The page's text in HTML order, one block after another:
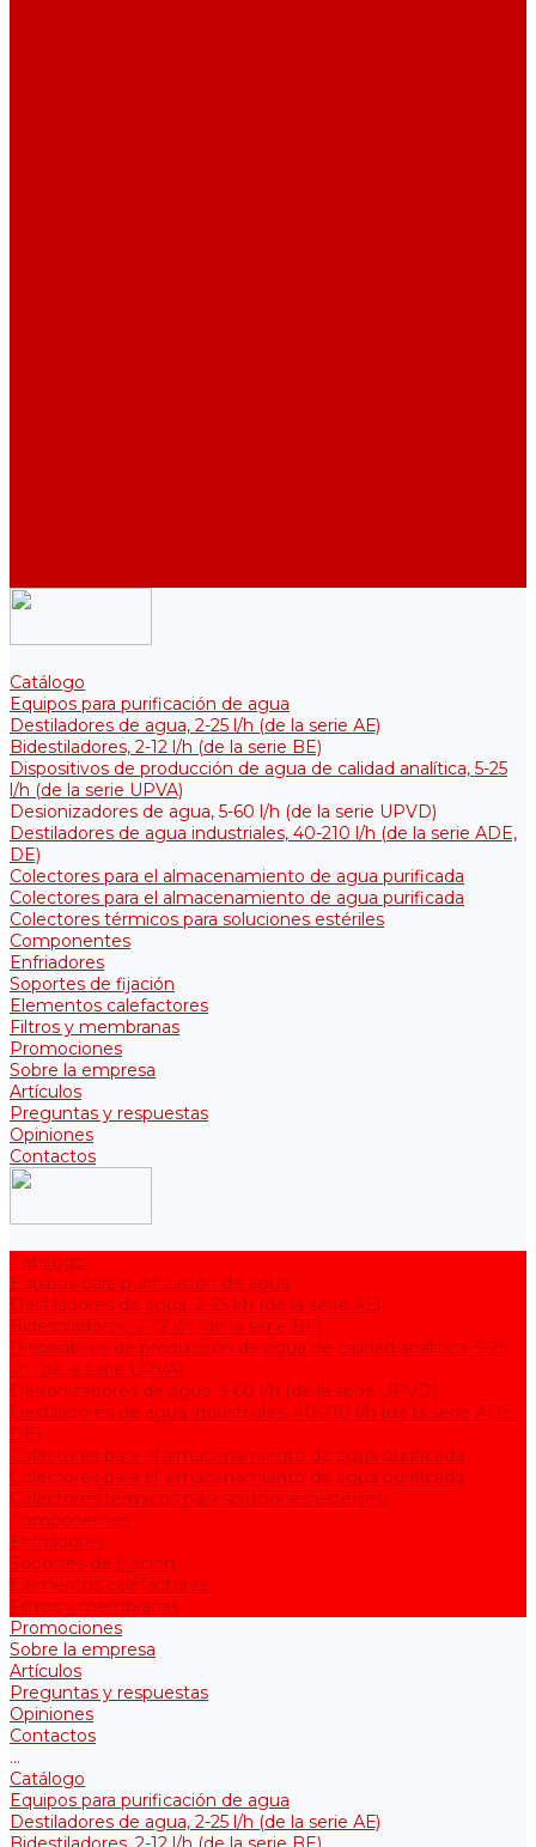
Catálogo
Equipos para purificación de agua
Destiladores de agua, 2-25 l/h (de la serie АЕ)
Bidestiladores, 2-12 l/h (de la serie BE)
Dispositivos de producción de agua de calidad analítica, 5-25
l/h (de la serie UPVA)
Desionizadores de agua, 5-60 l/h (de la serie UPVD)
Destiladores de agua industriales, 40-210 l/h (de la serie АDE,
DE)
Colectores para el almacenamiento de agua purificada
Colectores para el almacenamiento de agua purificada
Colectores térmicos para soluciones estériles
Componentes
Enfriadores
Soportes de fijación
Elementos calefactores
Filtros y membranas
Promociones
Sobre la empresa
Artículos
Preguntas y respuestas
Opiniones
Contactos
Catálogo
Equipos para purificación de agua
Destiladores de agua, 2-25 l/h (de la serie АЕ)
Bidestiladores, 2-12 l/h (de la serie BE)
Dispositivos de producción de agua de calidad analítica, 5-25
l/h (de la serie UPVA)
Desionizadores de agua, 5-60 l/h (de la serie UPVD)
Destiladores de agua industriales, 40-210 l/h (de la serie АDE,
DE)
Colectores para el almacenamiento de agua purificada
Colectores para el almacenamiento de agua purificada
Colectores térmicos para soluciones estériles
Componentes
Enfriadores
Soportes de fijación
Elementos calefactores
Filtros y membranas
Promociones
Sobre la empresa
Artículos
Preguntas y respuestas
Opiniones
Contactos
...
Catálogo
Equipos para purificación de agua
Destiladores de agua, 2-25 l/h (de la serie АЕ)